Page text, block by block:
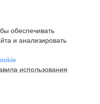
обеспечивать
и анализировать
использования